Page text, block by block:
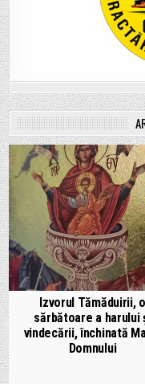
Izvorul Tămăduirii, o
sărbătoare a harului
vindecării, închinată
Domnului